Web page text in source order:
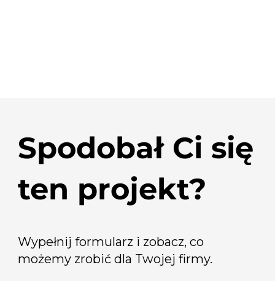
Spodobał Ci się
ten projekt?
Wypełnij formularz i zobacz, co
możemy zrobić dla Twojej firmy.